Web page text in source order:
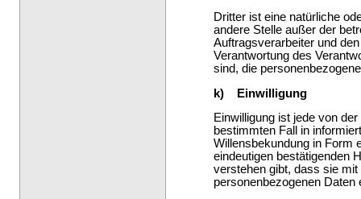
Dritter ist eine natürliche
andere Stelle außer der
Auftragsverarbeiter und
Verantwortung des
sind, die
k) Einwilligung
Einwilligung ist jede von
bestimmten Fall in
Willensbekundung in Form
eindeutigen bestätigenden
verstehen gibt, dass sie
personenbezogenen Daten